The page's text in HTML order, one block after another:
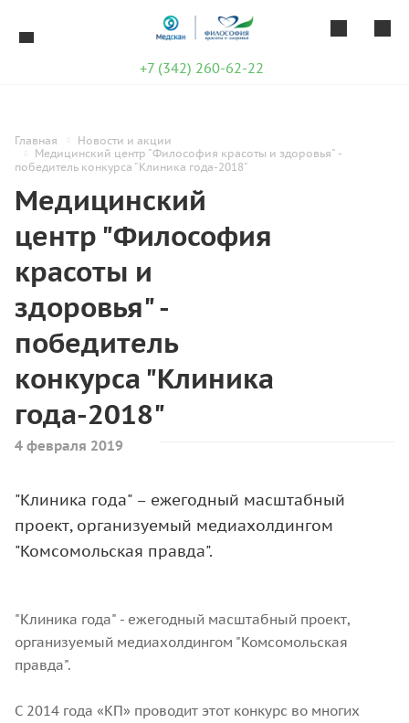
+7 (342) 260-62-22
Главная
Новости и акции
Медицинский центр "Философия красоты и здоровья" -
победитель конкурса "Клиника года-2018"
Медицинский
центр "Философия
красоты и
здоровья" -
победитель
конкурса "Клиника
года-2018"
4 февраля 2019
"Клиника года" – ежегодный масштабный
проект, организуемый медиахолдингом
"Комсомольская правда".
"Клиника года" - ежегодный масштабный проект,
организуемый медиахолдингом "Комсомольская
правда".
С 2014 года «КП» проводит этот конкурс во многих